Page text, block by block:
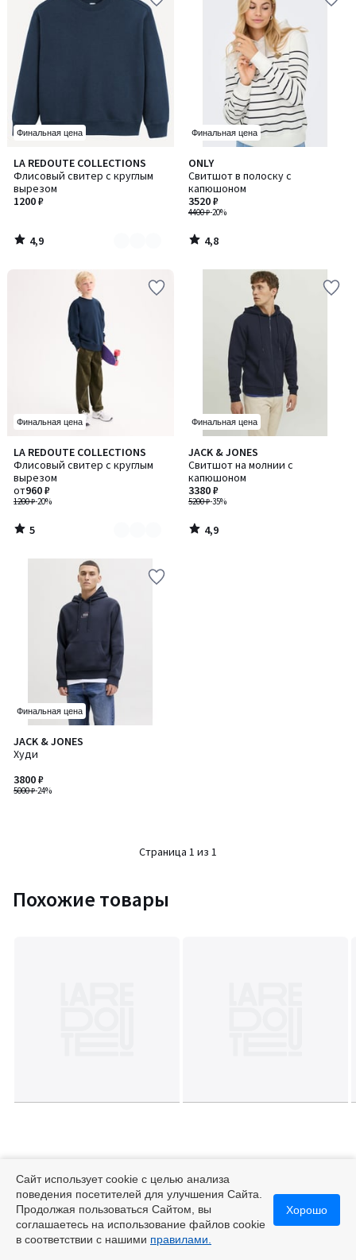
Финальная цена
LA REDOUTE COLLECTIONS
Флисовый свитер с круглым
вырезом
1200 ₽
4,9
/ 5
Количество
цветов:
4
4,9
/
Финальная цена
ONLY
Свитшот в полоску с
капюшоном
4400 ₽-20%
3520 ₽
4,8
/ 5
4,8
/
Финальная цена
LA REDOUTE COLLECTIONS
Флисовый свитер с круглым
вырезом
1200 ₽-20%
от960 ₽
5
/
5
Количество
цветов:
5
5
/
Финальная цена
JACK & JONES
Свитшот на молнии с
капюшоном
5200 ₽-35%
3380 ₽
4,9
/ 5
4,9
/
Финальная цена
JACK & JONES
Худи
5000 ₽-24%
3800 ₽
Страница 1 из 1
Похожие товары
Сайт использует cookie с целью анализа
поведения посетителей для улучшения Сайта.
Продолжая пользоваться Сайтом, вы
соглашаетесь на использование файлов cookie
в соответствии с нашими правилами.
Хорошо